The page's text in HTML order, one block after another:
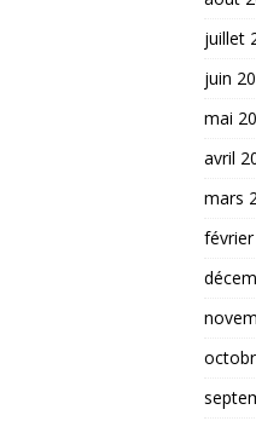
juillet
juin
mai
avril
mars
février